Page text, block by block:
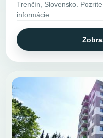
Trenčín, Slovensko.
informácie.